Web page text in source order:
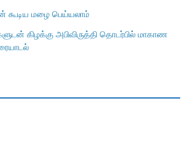
கூடிய மழை பெய்யலாம்
கிழக்கு அபிவிருத்தி தொடர்பில் மாகாண